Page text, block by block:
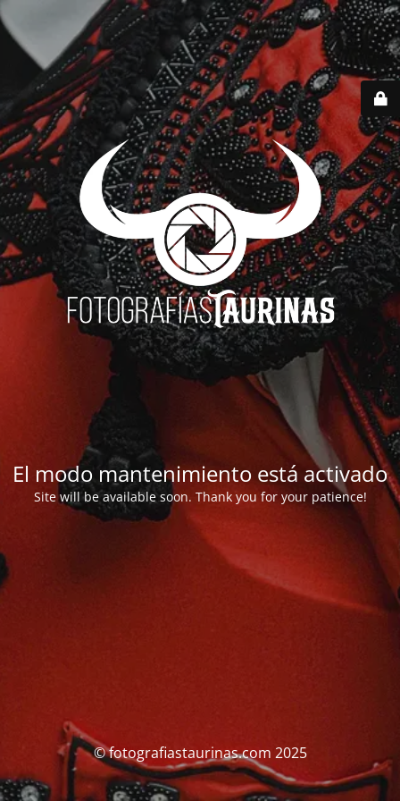
El modo mantenimiento está activado
Site will be available soon. Thank you for your patience!
© fotografiastaurinas.com 2025